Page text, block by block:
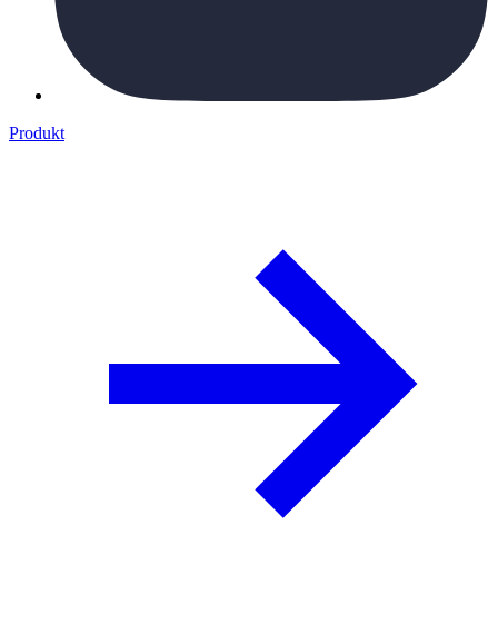
Produkt